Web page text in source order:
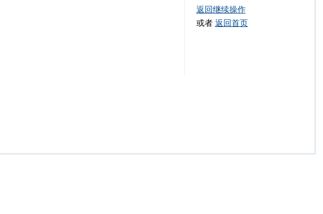
返回继续操作
或者 返回首页